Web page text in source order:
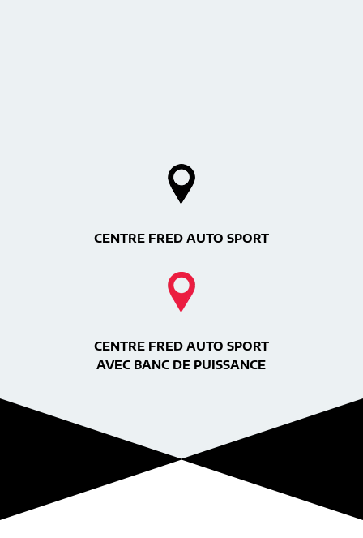
CENTRE FRED AUTO SPORT
CENTRE FRED AUTO SPORT
AVEC BANC DE PUISSANCE